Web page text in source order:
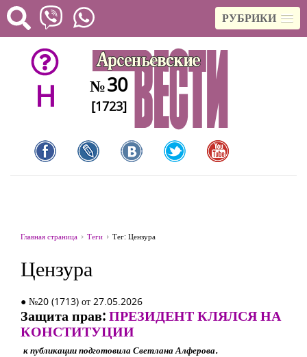
РУБРИКИ
H №30
[1723]
Главная страница Теги Тег: Цензура
Цензура
● №20 (1713) от 27.05.2026
Защита прав:ПРЕЗИДЕНТ КЛЯЛСЯ НА
КОНСТИТУЦИИ
к публикации подготовила Светлана Алферова.